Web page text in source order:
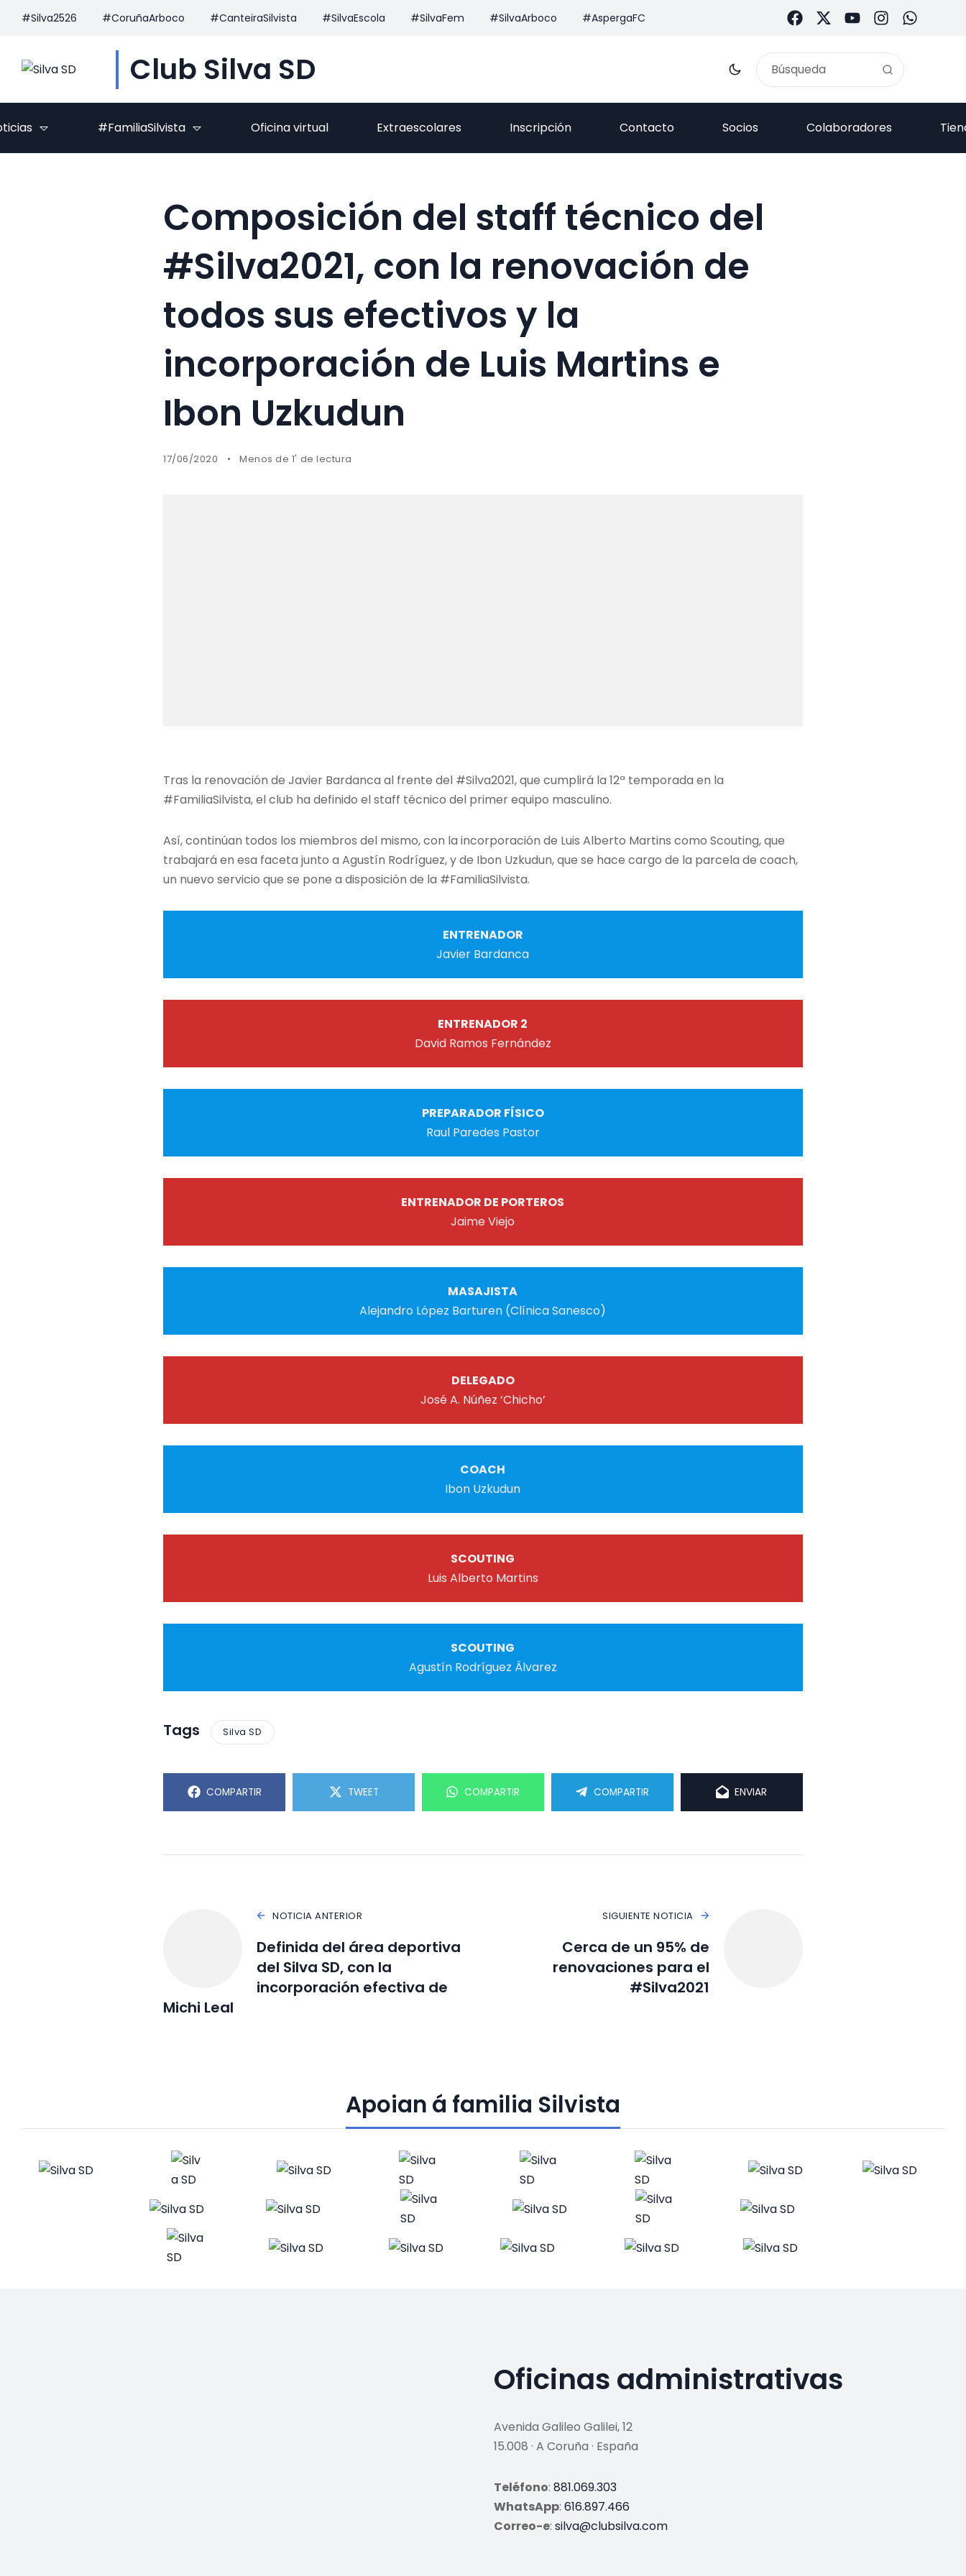
#Silva2526 #CoruñaArboco #CanteiraSilvista #SilvaEscola #SilvaFem #SilvaArboco #AspergaFC
Club Silva SD
#FamiliaSilvista Oficina virtual Extraescolares Inscripción Contacto Socios Colaboradores
Composición del staff técnico del
#Silva2021, con la renovación de
todos sus efectivos y la
incorporación de Luis Martins e
Ibon Uzkudun
17/06/2020 Menos de 1' de lectura
Tras la renovación de Javier Bardanca al frente del #Silva2021, que cumplirá la 12ª temporada en la
#FamiliaSilvista, el club ha definido el staff técnico del primer equipo masculino.
Así, continúan todos los miembros del mismo, con la incorporación de Luis Alberto Martins como Scouting, que
trabajará en esa faceta junto a Agustín Rodríguez, y de Ibon Uzkudun, que se hace cargo de la parcela de coach,
un nuevo servicio que se pone a disposición de la #FamiliaSilvista.
ENTRENADOR
Javier Bardanca
ENTRENADOR 2
David Ramos Fernández
PREPARADOR FÍSICO
Raul Paredes Pastor
ENTRENADOR DE PORTEROS
Jaime Viejo
MASAJISTA
Alejandro López Barturen (Clínica Sanesco)
DELEGADO
José A. Núñez ‘Chicho’
COACH
Ibon Uzkudun
SCOUTING
Luis Alberto Martins
SCOUTING
Agustín Rodríguez Álvarez
Tags Silva SD
COMPARTIR TWEET COMPARTIR COMPARTIR ENVIAR
NOTICIA ANTERIOR
Definida del área deportiva
del Silva SD, con la
incorporación efectiva de
Michi Leal
SIGUIENTE NOTICIA
Cerca de un 95% de
renovaciones para el
#Silva2021
Apoian á familia Silvista
Oficinas administrativas
Avenida Galileo Galilei, 12
15.008 · A Coruña · España
Teléfono: 881.069.303
WhatsApp: 616.897.466
Correo-e: silva@clubsilva.com